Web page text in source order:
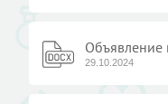
Объявление
29.10.2024